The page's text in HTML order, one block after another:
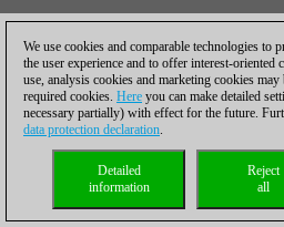
We use cookies and comparable technologies to
the user experience and to offer interest-oriented
use, analysis cookies and marketing cookies
required cookies. Here you can make detailed
necessary partially) with effect for the future.
data protection declaration.
Reject
all
Detailed
information